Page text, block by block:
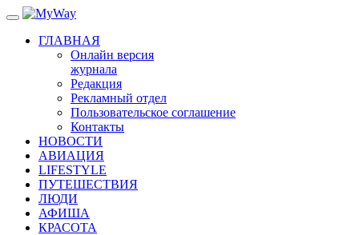
ГЛАВНАЯ
Онлайн версия
журнала
Редакция
Рекламный отдел
Пользовательское соглашение
Контакты
НОВОСТИ
АВИАЦИЯ
LIFESTYLE
ПУТЕШЕСТВИЯ
ЛЮДИ
АФИША
КРАСОТА